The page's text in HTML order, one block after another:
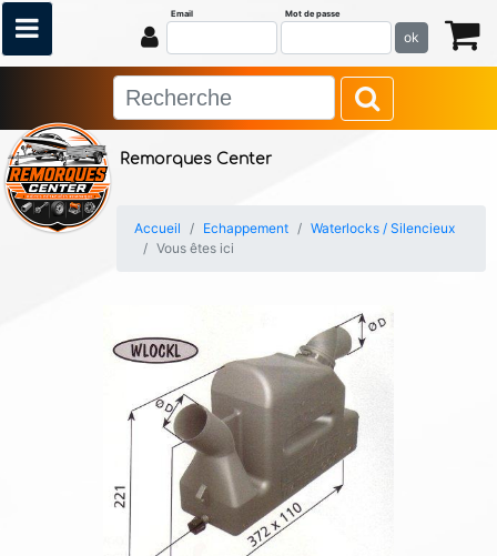
Remorques Center
Email Mot de passe
ok
Accueil Echappement
Waterlocks / Silencieux
Vous êtes ici